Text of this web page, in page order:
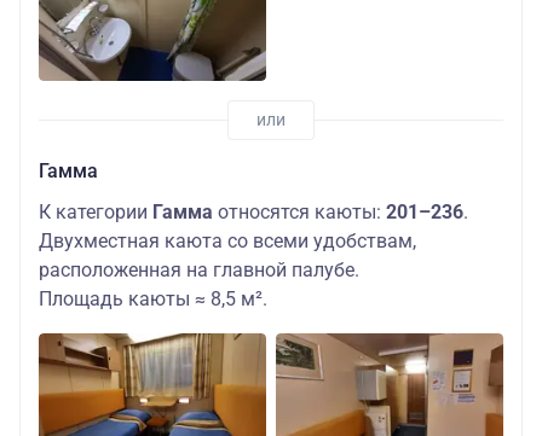
Гамма
К категории Гамма относятся каюты: 201–236.
Двухместная каюта со всеми удобствам,
расположенная на главной палубе.
Площадь каюты ≈ 8,5 м².